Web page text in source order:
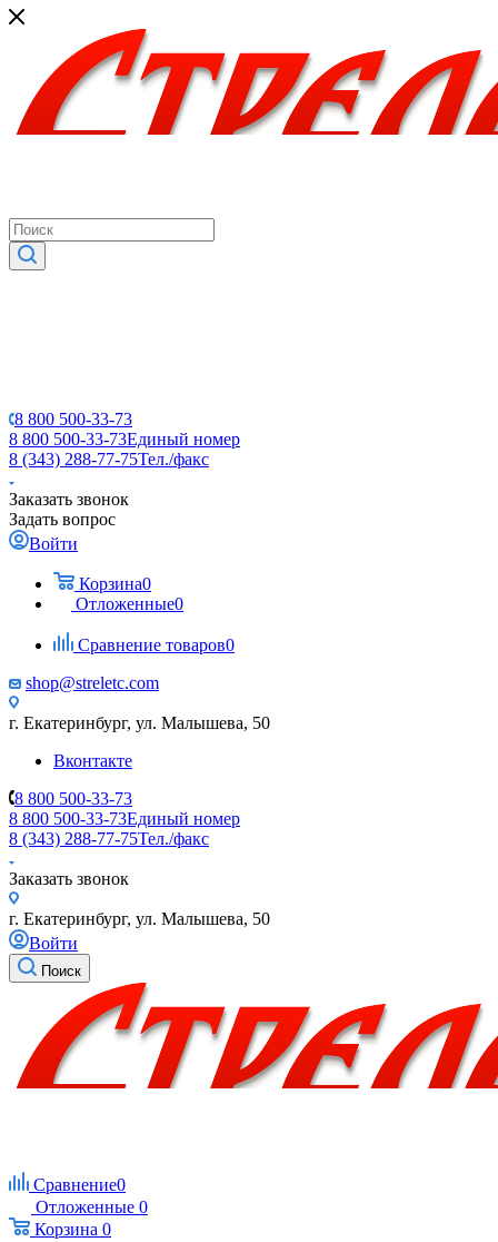
8 800 500-33-73
8 800 500-33-73Единый номер
8 (343) 288-77-75Тел./факс
Заказать звонок
Задать вопрос
Войти
Корзина0
Отложенные0
Сравнение товаров0
shop@streletc.com
г. Екатеринбург, ул. Малышева, 50
Вконтакте
8 800 500-33-73
8 800 500-33-73Единый номер
8 (343) 288-77-75Тел./факс
Заказать звонок
г. Екатеринбург, ул. Малышева, 50
Войти
Поиск
Сравнение0
Отложенные 0
Корзина 0